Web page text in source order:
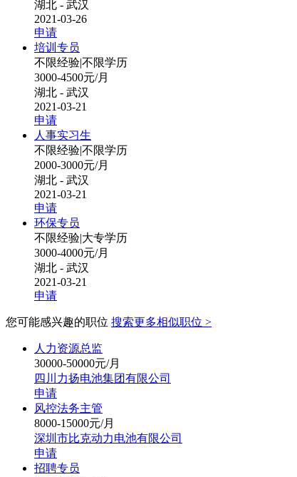
湖北 - 武汉
2021-03-26
申请
培训专员
不限经验|不限学历
3000-4500元/月
湖北 - 武汉
2021-03-21
申请
人事实习生
不限经验|不限学历
2000-3000元/月
湖北 - 武汉
2021-03-21
申请
环保专员
不限经验|大专学历
3000-4000元/月
湖北 - 武汉
2021-03-21
申请
您可能感兴趣的职位 搜索更多相似职位 >
人力资源总监
30000-50000元/月
四川力扬电池集团有限公司
申请
风控法务主管
8000-15000元/月
深圳市比克动力电池有限公司
申请
招聘专员